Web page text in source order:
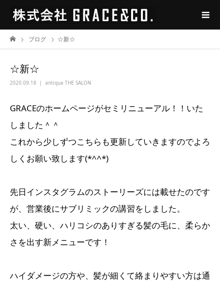
ブログ ☆新☆
☆新☆
2020.09.18 antiqua THE SALON
GRACEのホームページがセミリニューアル！！いた
しました＾＾
これから少しずつこちらも更新していきますのでよろ
しくお願い致します(*^^*)
先日インスタグラムのストーリーズには載せたのです
が、営業後にサブリミックの講習をしました。
太い、硬い、ハリコシのありすぎる髪の毛に、柔らか
さを出す新メニューです！
ハイダメージの方や、髪が細くて絡まりやすい方は通